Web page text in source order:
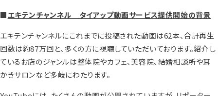
■エキテンチャンネル タイアップ動画サービス提供開始の背景
エキテンチャンネルにこれまでに投稿された動画は62本、合計再生
回数は約87万回と、多くの方に視聴していただいております。紹介し
ているお店のジャンルは整体院やカフェ、美容院、結婚相談所や耳
かきサロンなど多岐にわたります。